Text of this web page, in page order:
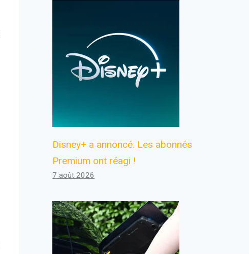
Disney+ a annoncé. Les abonnés
Premium ont réagi !
7 août 2026